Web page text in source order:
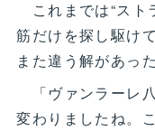
これまでは“スト
筋だけを探し駆け
また違う解があ
「ヴァンラーレ
変わりましたね。